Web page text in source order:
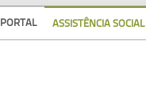
PORTAL ASSISTÊNCIA SOCIAL